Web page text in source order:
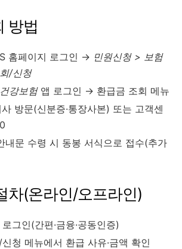
방법
홈페이지 로그인 → 민원신청 > 보험
/신청
강보험앱 로그인 → 환급금 조회 메뉴
사 방문(신분증·통장사본) 또는 고객센
내문 수령 시 동봉 서식으로 접수(추가
차(온라인/오프라인)
그인(간편·금융·공동인증)
청 메뉴에서 환급 사유·금액 확인